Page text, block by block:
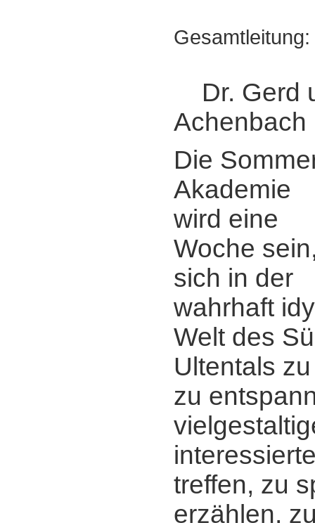
Gesamtleitung:
Dr. Gerd
Achenbach
Die
Akademie
wird eine
Woche
sich in der
wahrhaft
Welt des
Ultentals
zu
treffen, zu
erzählen,